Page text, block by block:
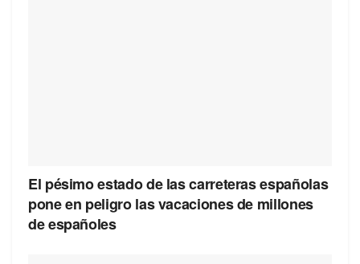
El pésimo estado de las carreteras españolas
pone en peligro las vacaciones de millones
de españoles